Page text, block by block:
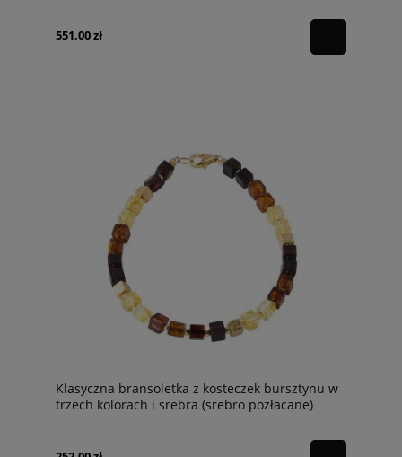
551,00 zł
Klasyczna bransoletka z kosteczek bursztynu w
trzech kolorach i srebra (srebro pozłacane)